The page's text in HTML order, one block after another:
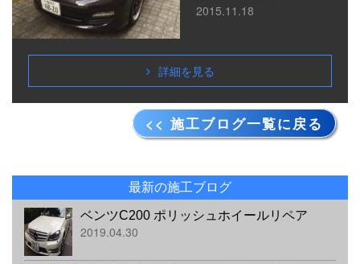
2015.11.18
詳細を見る
<< 施工ブログ一覧に戻る
最新の施工ブログ
ベンツC200 ポリッシュホイールリペア
2019.04.30